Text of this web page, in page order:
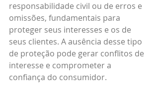
responsabilidade civil ou de erros e
omissões, fundamentais para
proteger seus interesses e os de
seus clientes. A ausência desse tipo
de proteção pode gerar conflitos de
interesse e comprometer a
confiança do consumidor.